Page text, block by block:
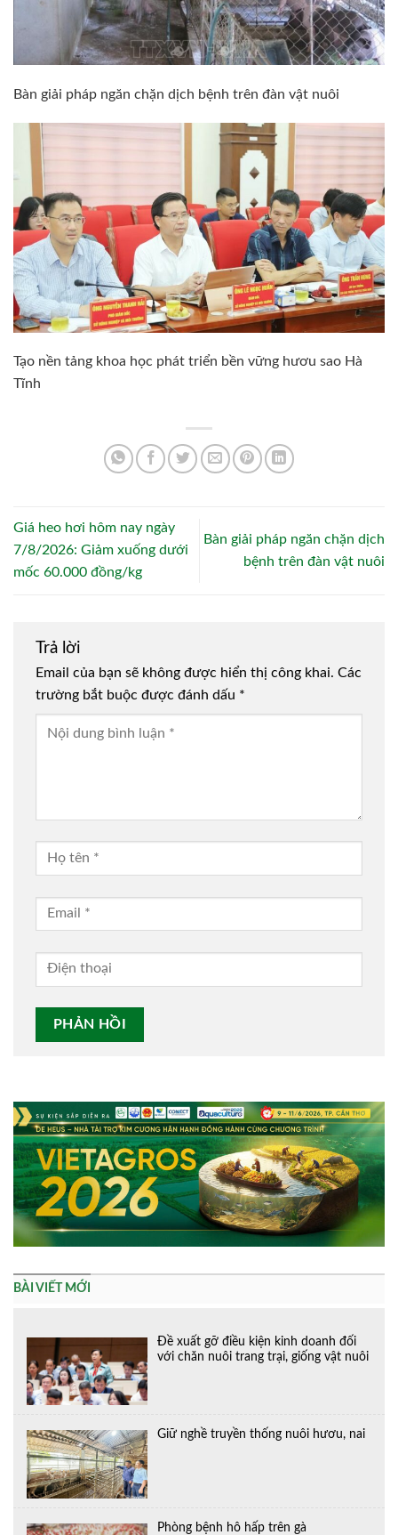
Bàn giải pháp ngăn chặn dịch bệnh trên đàn vật nuôi
Tạo nền tảng khoa học phát triển bền vững hươu sao Hà
Tĩnh
Giá heo hơi hôm nay ngày
7/8/2026: Giảm xuống dưới
mốc 60.000 đồng/kg
Bàn giải pháp ngăn chặn dịch
bệnh trên đàn vật nuôi
Trả lời
Email của bạn sẽ không được hiển thị công khai. Các
trường bắt buộc được đánh dấu *
BÀI VIẾT MỚI
Đề xuất gỡ điều kiện kinh doanh đối
với chăn nuôi trang trại, giống vật nuôi
Giữ nghề truyền thống nuôi hươu, nai
Phòng bệnh hô hấp trên gà